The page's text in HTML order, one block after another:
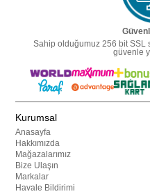
Sahip olduğumuz 256 bit SSL
güvenle
Kurumsal
Anasayfa
Hakkımızda
Mağazalarımız
Bize Ulaşın
Markalar
Havale Bildirimi